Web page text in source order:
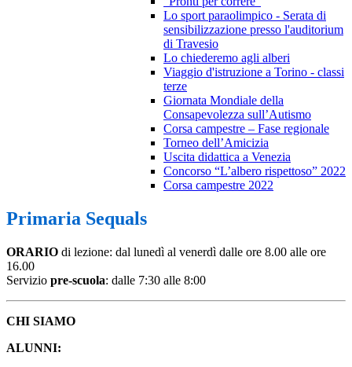
Lo sport paraolimpico - Serata di
sensibilizzazione presso l'auditorium
di Travesio
Lo chiederemo agli alberi
Viaggio d'istruzione a Torino - classi
terze
Giornata Mondiale della
Consapevolezza sull’Autismo
Corsa campestre – Fase regionale
Torneo dell’Amicizia
Uscita didattica a Venezia
Concorso “L’albero rispettoso” 2022
Corsa campestre 2022
Primaria Sequals
ORARIO di lezione: dal lunedì al venerdì dalle ore 8.00 alle ore
16.00
Servizio pre-scuola: dalle 7:30 alle 8:00
CHI SIAMO
ALUNNI: